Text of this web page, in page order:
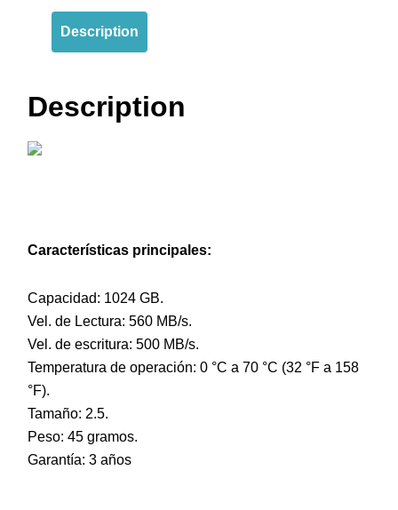
Description
Description
Características principales:
Capacidad: 1024 GB.
Vel. de Lectura: 560 MB/s.
Vel. de escritura: 500 MB/s.
Temperatura de operación: 0 °C a 70 °C (32 °F a 158
°F).
Tamaño: 2.5.
Peso: 45 gramos.
Garantía: 3 años